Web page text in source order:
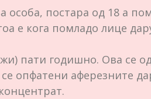
особа, постара од 18 а
е кога помладо лице
пати годишно. Ова се
опфатени аферезните